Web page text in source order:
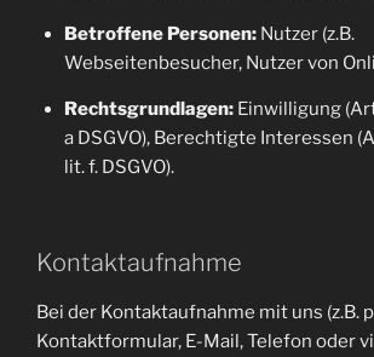
Betroffene Personen:Nutzer (z.B.
Webseitenbesucher, Nutzer von
Rechtsgrundlagen:Einwilligung
a DSGVO), Berechtigte Interessen
lit. f. DSGVO).
Kontaktaufnahme
Bei der Kontaktaufnahme mit uns (z.B.
Kontaktformular, E-Mail, Telefon oder